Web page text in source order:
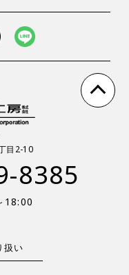
目2-10
8385
18:00
扱い